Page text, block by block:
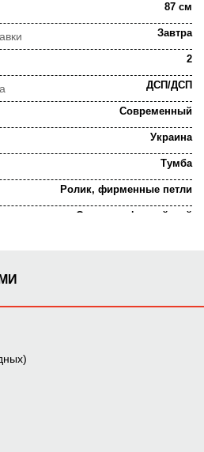
87 см
Завтра
2
ДСП/ДСП
Современный
Украина
Тумба
Ролик, фирменные петли
Орех калифорнийский
за выполнением заказа на всех